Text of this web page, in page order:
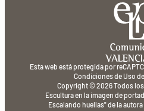
Esta web está protegida por
Condiciones de Uso
Copyright © 2026 Todos
Escultura en la imagen de
Escalando huellas" de la